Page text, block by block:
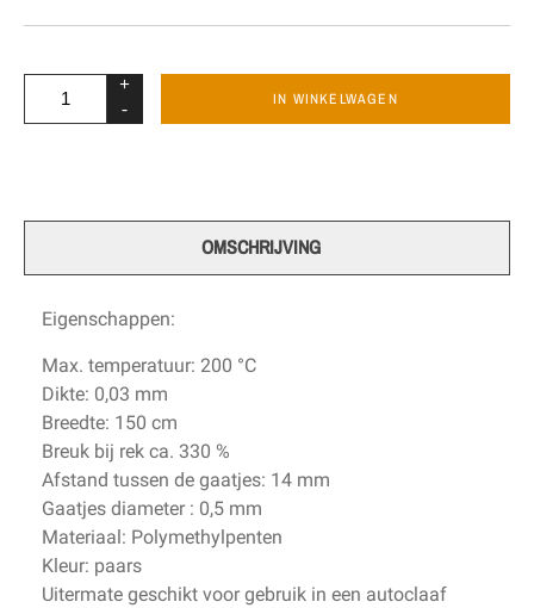
+
-
IN WINKELWAGEN
OMSCHRIJVING
Eigenschappen:
Max. temperatuur: 200 °C
Dikte: 0,03 mm
Breedte: 150 cm
Breuk bij rek ca. 330 %
Afstand tussen de gaatjes: 14 mm
Gaatjes diameter : 0,5 mm
Materiaal: Polymethylpenten
Kleur: paars
Uitermate geschikt voor gebruik in een autoclaaf